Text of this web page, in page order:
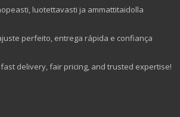
luotettavasti ja ammattitaidolla
perfeito, entrega rápida e confiança
delivery, fair pricing, and trusted expertise!